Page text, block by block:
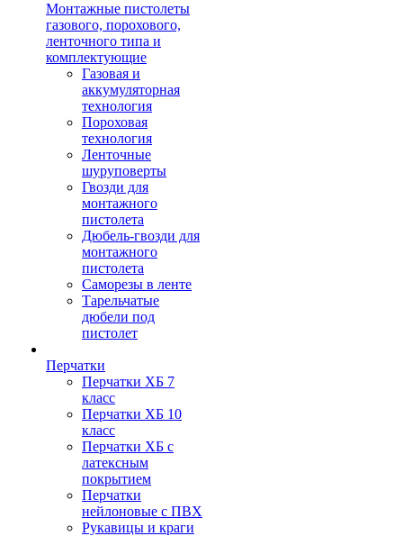
Монтажные пистолеты
газового, порохового,
ленточного типа и
комплектующие
Газовая и
аккумуляторная
технология
Пороховая
технология
Ленточные
шуруповерты
Гвозди для
монтажного
пистолета
Дюбель-гвозди для
монтажного
пистолета
Саморезы в ленте
Тарельчатые
дюбели под
пистолет
Перчатки
Перчатки ХБ 7
класс
Перчатки ХБ 10
класс
Перчатки ХБ с
латексным
покрытием
Перчатки
нейлоновые с ПВХ
Рукавицы и краги